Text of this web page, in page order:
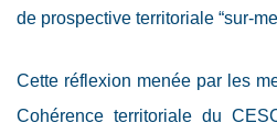
de prospective territoriale “sur-
Cette réflexion menée par les
Cohérence territoriale du